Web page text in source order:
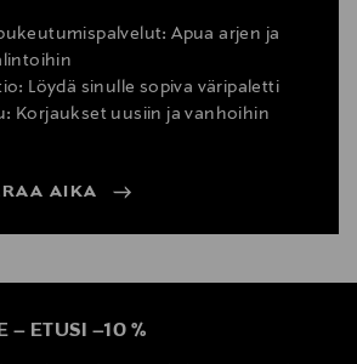
Apua arjen ja
Löydä sinulle sopiva väripaletti
Korjaukset uusiin ja vanhoihin
AIKA
– ETUSI –10 %